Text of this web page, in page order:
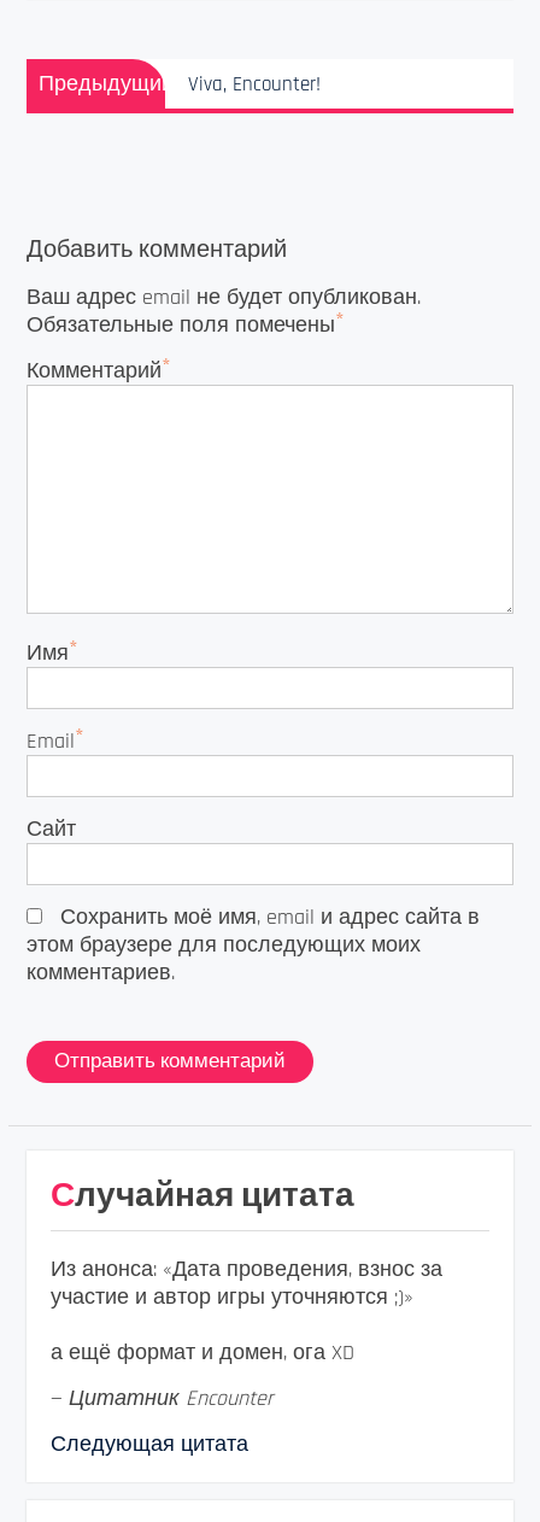
Навигация
по
записям
Предыдущий
Предыдущая
запись:
Viva, Encounter!
Добавить комментарий
Ваш адрес email не будет опубликован.
Обязательные поля помечены*
Комментарий*
Имя*
Email*
Сайт
Сохранить моё имя, email и адрес сайта в
этом браузере для последующих моих
комментариев.
Случайная цитата
Из анонса: «Дата проведения, взнос за
участие и автор игры уточняются ;)»
а ещё формат и домен, ога XD
— Цитатник Encounter
Следующая цитата